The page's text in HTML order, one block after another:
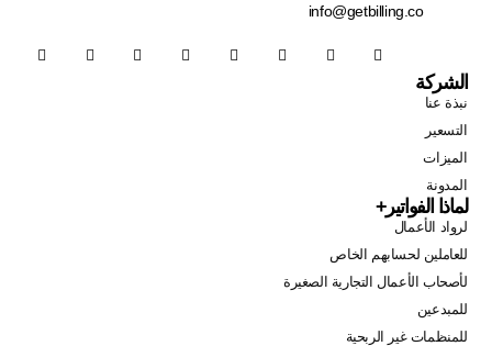
info@getbilling.co
الشركة
نبذة عنا
التسعير
الميزات
المدونة
لماذا الفواتير+
لرواد الأعمال
للعاملين لحسابهم الخاص
لأصحاب الأعمال التجارية الصغيرة
للمبدعين
للمنظمات غير الربحية